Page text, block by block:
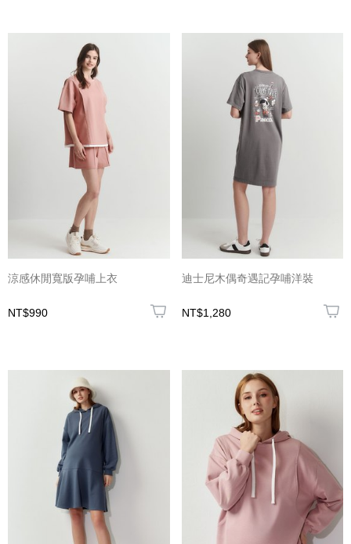
涼感休閒寬版孕哺上衣
NT$990
迪士尼木偶奇遇記孕哺洋裝
NT$1,280